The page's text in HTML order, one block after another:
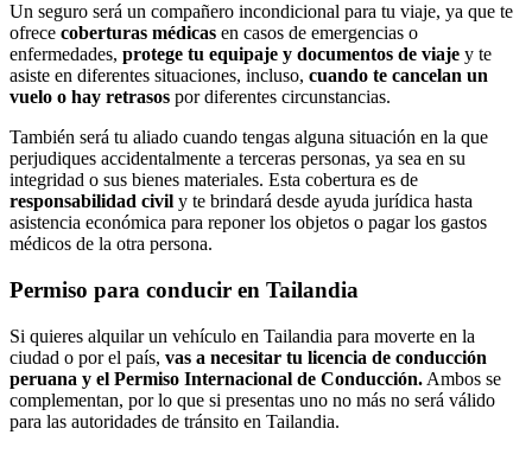
Un seguro será un compañero incondicional para tu viaje, ya que te
ofrece coberturas médicas en casos de emergencias o
enfermedades, protege tu equipaje y documentos de viaje y te
asiste en diferentes situaciones, incluso, cuando te cancelan un
vuelo o hay retrasos por diferentes circunstancias.
También será tu aliado cuando tengas alguna situación en la que
perjudiques accidentalmente a terceras personas, ya sea en su
integridad o sus bienes materiales. Esta cobertura es de
responsabilidad civil y te brindará desde ayuda jurídica hasta
asistencia económica para reponer los objetos o pagar los gastos
médicos de la otra persona.
Permiso para conducir en Tailandia
Si quieres alquilar un vehículo en Tailandia para moverte en la
ciudad o por el país, vas a necesitar tu licencia de conducción
peruana y el Permiso Internacional de Conducción. Ambos se
complementan, por lo que si presentas uno no más no será válido
para las autoridades de tránsito en Tailandia.